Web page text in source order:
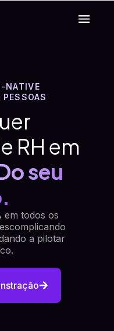
NATIVE
PESSOAS
RH em
seu
em todos os
a pilotar